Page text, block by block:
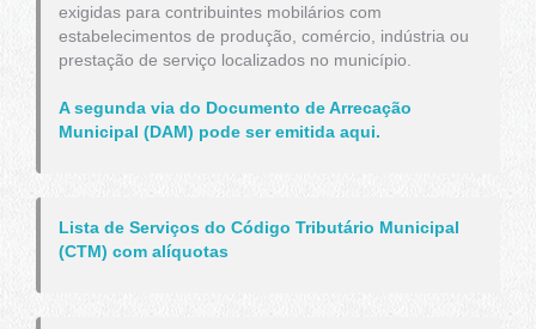
exigidas para contribuintes mobilários com
estabelecimentos de produção, comércio, indústria ou
prestação de serviço localizados no município.
A segunda via do Documento de Arrecação
Municipal (DAM) pode ser emitida aqui.
Lista de Serviços do Código Tributário Municipal
(CTM) com alíquotas